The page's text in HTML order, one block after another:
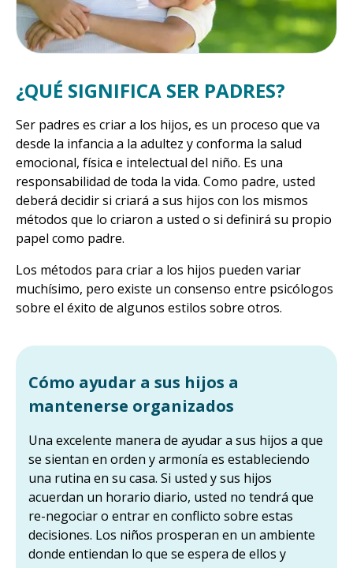
¿QUÉ SIGNIFICA SER PADRES?
Ser padres es criar a los hijos, es un proceso que va
desde la infancia a la adultez y conforma la salud
emocional, física e intelectual del niño. Es una
responsabilidad de toda la vida. Como padre, usted
deberá decidir si criará a sus hijos con los mismos
métodos que lo criaron a usted o si definirá su propio
papel como padre.
Los métodos para criar a los hijos pueden variar
muchísimo, pero existe un consenso entre psicólogos
sobre el éxito de algunos estilos sobre otros.
Cómo ayudar a sus hijos a
mantenerse organizados
Una excelente manera de ayudar a sus hijos a que
se sientan en orden y armonía es estableciendo
una rutina en su casa. Si usted y sus hijos
acuerdan un horario diario, usted no tendrá que
re-negociar o entrar en conflicto sobre estas
decisiones. Los niños prosperan en un ambiente
donde entiendan lo que se espera de ellos y